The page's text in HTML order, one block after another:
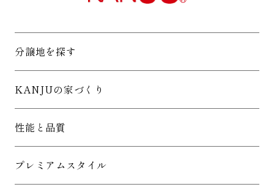
分譲地を探す
KANJUの家づくり
性能と品質
プレミアムスタイル